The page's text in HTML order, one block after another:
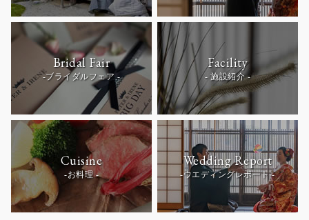
Bridal Fair
-ブライダルフェア -
Facility
- 施設紹介 -
Cuisine
-お料理 -
Wedding Report
-ウエディングレポート -